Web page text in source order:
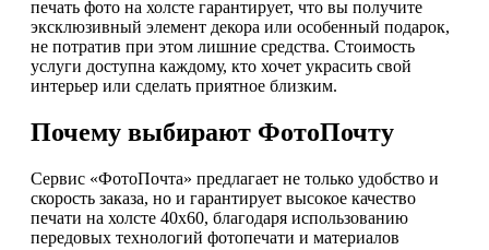
печать фото на холсте гарантирует, что вы получите
эксклюзивный элемент декора или особенный подарок,
не потратив при этом лишние средства. Стоимость
услуги доступна каждому, кто хочет украсить свой
интерьер или сделать приятное близким.
Почему выбирают ФотоПочту
Сервис «ФотоПочта» предлагает не только удобство и
скорость заказа, но и гарантирует высокое качество
печати на холсте 40х60, благодаря использованию
передовых технологий фотопечати и материалов